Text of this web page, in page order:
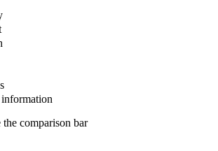
comparison bar